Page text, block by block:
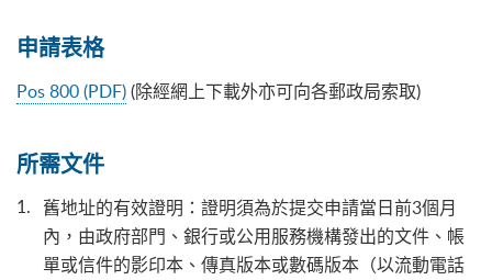
申請表格
Pos 800 (PDF)(除經網上下載外亦可向各郵政局索取)
所需文件
舊地址的有效證明：證明須為於提交申請當日前3個月
內，由政府部門、銀行或公用服務機構發出的文件、帳
單或信件的影印本、傳真版本或數碼版本（以流動電話